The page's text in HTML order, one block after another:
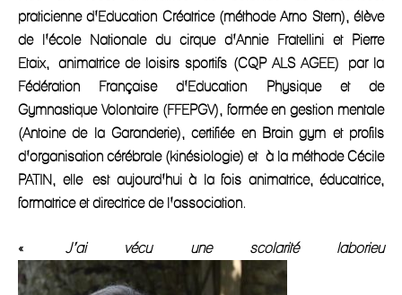
praticienne d’Education Créatrice (méthode Arno Stern), élève
de l’école Nationale du cirque d’Annie Fratellini et Pierre
Etaix, animatrice de loisirs sportifs (CQP ALS AGEE) par la
Fédération Française d’Education Physique et de
Gymnastique Volontaire (FFEPGV), formée en gestion mentale
(Antoine de la Garanderie), certifiée en Brain gym et profils
d’organisation cérébrale (kinésiologie) et à la méthode Cécile
PATIN, elle est aujourd’hui à la fois animatrice, éducatrice,
formatrice et directrice de l’association.
« J’ai vécu une scolarité laborieu